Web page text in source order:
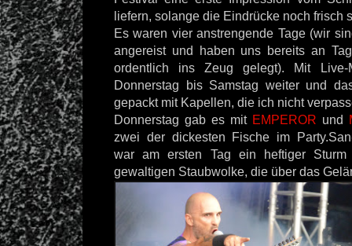
liefern, solange die Eindrücke noch frisch
Es waren vier anstrengende Tage (wir
angereist und haben uns bereits an
ordentlich ins Zeug gelegt). Mit
Donnerstag bis Samstag weiter und
gepackt mit Kapellen, die ich nicht
Donnerstag gab es mit EMPEROR und
zwei der dickesten Fische im
war am ersten Tag ein heftiger Sturm
gewaltigen Staubwolke, die über das